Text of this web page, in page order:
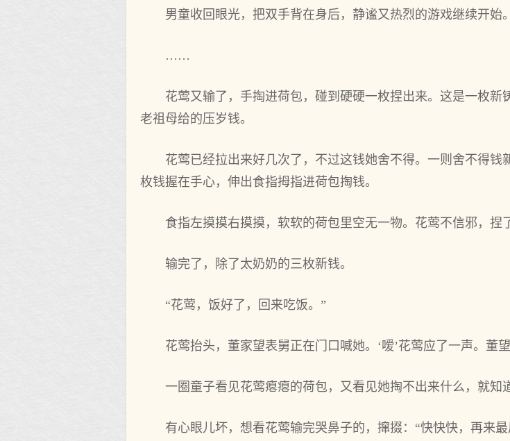
男童收回眼光，把双手背在身后，静谧又热烈的游戏继续开始。
……
花莺又输了，手掏进荷包，碰到硬硬一枚捏出来。这是一枚
老祖母给的压岁钱。
花莺已经拉出来好几次了，不过这钱她舍不得。一则舍不得
枚钱握在手心，伸出食指拇指进荷包掏钱。
食指左摸摸右摸摸，软软的荷包里空无一物。花莺不信邪，捏
输完了，除了太奶奶的三枚新钱。
“花莺，饭好了，回来吃饭。”
花莺抬头，董家望表舅正在门口喊她。‘嗳’花莺应了一声。董
一圈童子看见花莺瘪瘪的荷包，又看见她掏不出来什么，就知
有心眼儿坏，想看花莺输完哭鼻子的，撺掇：“快快快，再来